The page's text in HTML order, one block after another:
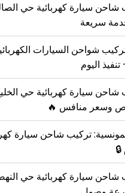
شاحن سيارة كهربائية حي
سريعة
شواحن السيارات
اليوم
شاحن سيارة كهربائية حي
وسعر منافس 🔥
تركيب شاحن سيارة
شاحن سيارة كهربائية حي